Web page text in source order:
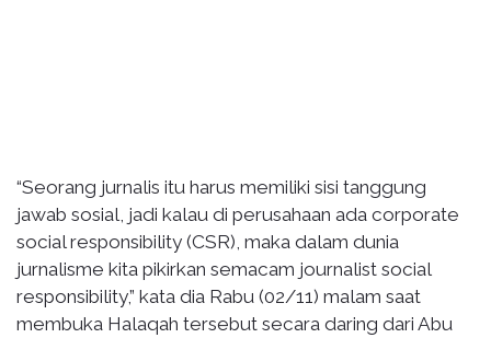
“Seorang jurnalis itu harus memiliki sisi tanggung
jawab sosial, jadi kalau di perusahaan ada corporate
social responsibility (CSR), maka dalam dunia
jurnalisme kita pikirkan semacam journalist social
responsibility,” kata dia Rabu (02/11) malam saat
membuka Halaqah tersebut secara daring dari Abu